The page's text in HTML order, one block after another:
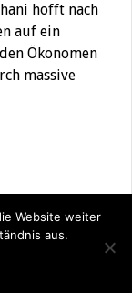
hofft nach
auf ein
Ökonomen
massive
Website weiter
aus.